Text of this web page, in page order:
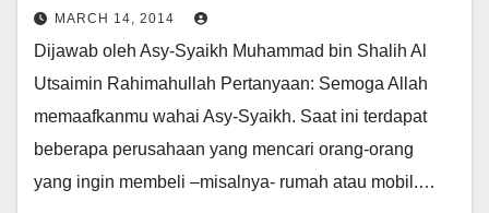
MARCH 14, 2014
Dijawab oleh Asy-Syaikh Muhammad bin Shalih Al
Utsaimin Rahimahullah Pertanyaan: Semoga Allah
memaafkanmu wahai Asy-Syaikh. Saat ini terdapat
beberapa perusahaan yang mencari orang-orang
yang ingin membeli –misalnya- rumah atau mobil.…